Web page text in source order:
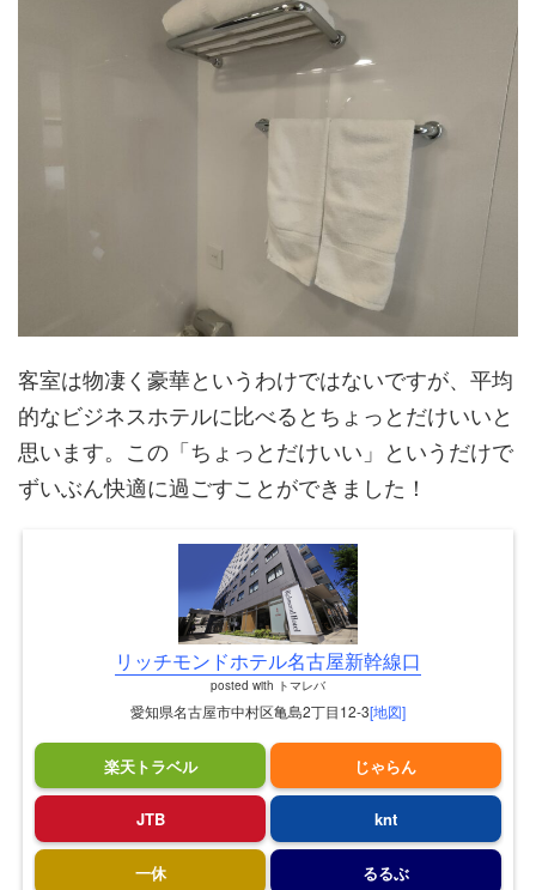
客室は物凄く豪華というわけではないですが、平均
的なビジネスホテルに比べるとちょっとだけいいと
思います。この「ちょっとだけいい」というだけで
ずいぶん快適に過ごすことができました！
リッチモンドホテル名古屋新幹線口
posted with トマレバ
愛知県名古屋市中村区亀島2丁目12-3[地図]
楽天トラベル じゃらん
JTB knt
一休 るるぶ